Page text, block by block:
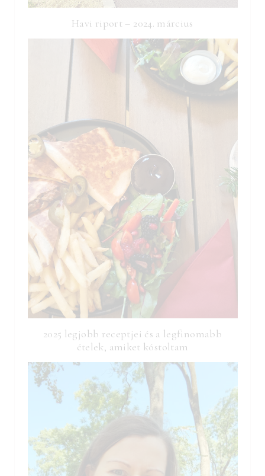
Havi riport – 2024. március
2025 legjobb receptjei és a legfinomabb
ételek, amiket kóstoltam